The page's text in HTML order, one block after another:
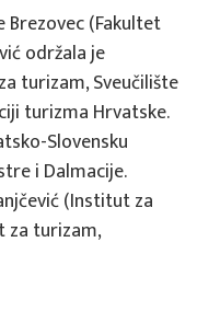
Brezovec (Fakultet
održala je
turizam, Sveučilište
turizma Hrvatske.
Slovensku
i Dalmacije.
(Institut za
za turizam,